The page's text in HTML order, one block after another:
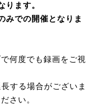
ります。
みでの開催となりま
何度でも録画をご視
する場合がございま
さい。